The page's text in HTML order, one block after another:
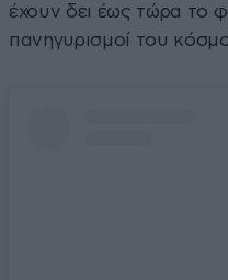
έχουν δει έως τώρα το
πανηγυρισμοί του